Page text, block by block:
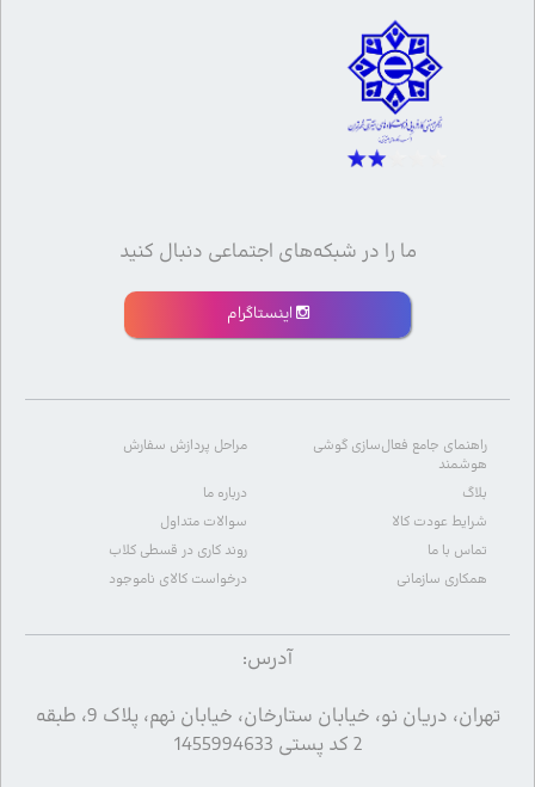
ما را در شبکه‌های اجتماعی دنبال کنید
اینستاگرام
راهنمای جامع فعال‌سازی گوشی
هوشمند
مراحل پردازش سفارش
بلاگ
درباره ما
شرایط عودت کالا
سوالات متداول
تماس با ما
روند کاری در قسطی کلاب
همکاری سازمانی
درخواست کالای ناموجود
آدرس:
تهران، دریان نو، خیابان ستارخان، خیابان نهم، پلاک 9، طبقه
2 کد پستی 1455994633